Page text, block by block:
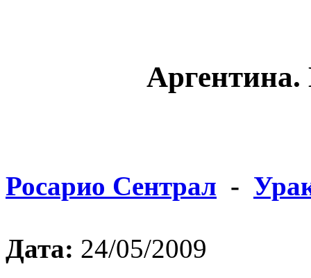
Аргентина.
Росарио Сентрал -
Дата: 24/05/2009